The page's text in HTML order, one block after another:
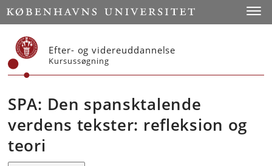
Start
Efter- og videreuddannelse
Kursussøgning
SPA: Den spansktalende
verdens tekster: refleksion og
teori